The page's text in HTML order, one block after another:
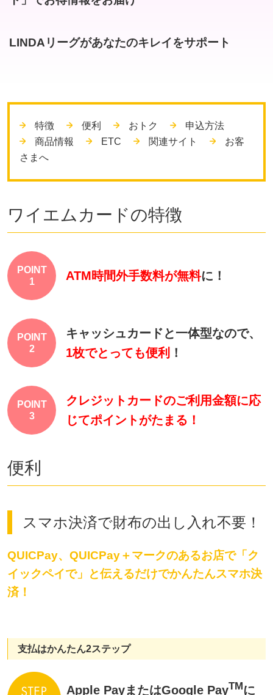
LINDAリーグがあなたのキレイをサポート
特徴 便利 おトク
申込方法
商品情報
ETC 関連サイト
お客
さまへ
ワイエムカードの特徴
POINT
1
ATM時間外手数料が無料に！
POINT
2
キャッシュカードと一体型なので、
1枚でとっても便利 ！
POINT
3
クレジットカードのご利用金額に応
じてポイントがたまる！
便利
スマホ決済で財布の出し入れ不要！
QUICPay、QUICPay＋マークのあるお店で「ク
イックペイで」と伝えるだけでかんたんスマホ決
済！
支払はかんたん2ステップ
Apple PayまたはGoogle PayTM に